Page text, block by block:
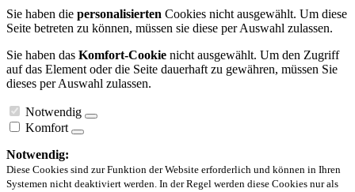
Sie haben die personalisierten Cookies nicht ausgewählt. Um diese
Seite betreten zu können, müssen sie diese per Auswahl zulassen.
Sie haben das Komfort-Cookie nicht ausgewählt. Um den Zugriff
auf das Element oder die Seite dauerhaft zu gewähren, müssen Sie
dieses per Auswahl zulassen.
Notwendig
Komfort
Notwendig:
Diese Cookies sind zur Funktion der Website erforderlich und können in Ihren
Systemen nicht deaktiviert werden. In der Regel werden diese Cookies nur als